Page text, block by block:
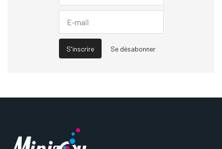
S'inscrire Se désabonner